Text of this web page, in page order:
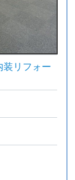
装リフォー